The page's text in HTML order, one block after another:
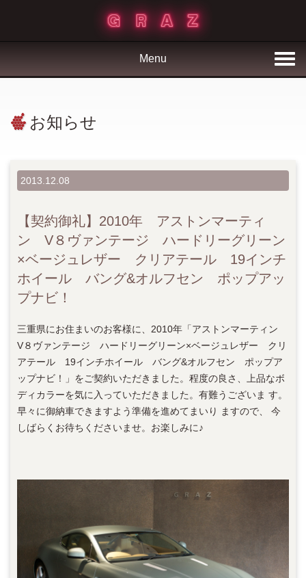
Menu
お知らせ
2013.12.08
【契約御礼】2010年 アストンマーティ
ン V８ヴァンテージ ハードリーグリーン
×ベージュレザー クリアテール 19インチ
ホイール バング&オルフセン ポップアッ
プナビ！
三重県にお住まいのお客様に、2010年「アストンマーティン
V８ヴァンテージ ハードリーグリーン×ベージュレザー クリ
アテール 19インチホイール バング&オルフセン ポップア
ップナビ！」をご契約いただきました。程度の良さ、上品なボ
ディカラーを気に入っていただきました。有難うございま す。
早々に御納車できますよう準備を進めてまいり ますので、 今
しばらくお待ちくださいませ。お楽しみに♪